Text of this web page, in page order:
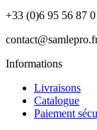
+33 (0)6 95 56 87
Informations
Livraisons
Catalogue
Paiement